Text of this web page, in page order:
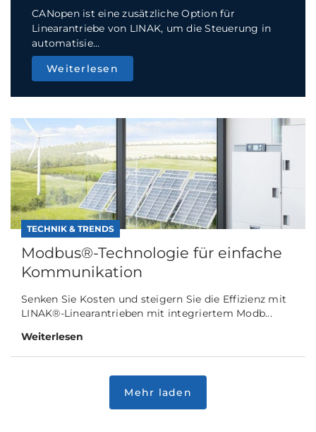
CANopen ist eine zusätzliche Option für
Linearantriebe von LINAK, um die Steuerung in
automatisie...
Weiterlesen
TECHNIK & TRENDS
Modbus®-Technologie für einfache
Kommunikation
Senken Sie Kosten und steigern Sie die Effizienz mit
LINAK®-Linearantrieben mit integriertem Modb...
Weiterlesen